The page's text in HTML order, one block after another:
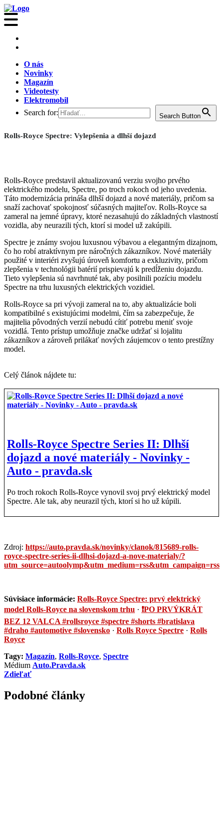
O nás
Novinky
Magazín
Videotesty
Elektromobil
Search for:
Search Button
Rolls-Royce Spectre: Vylepšenia a dlhší dojazd
Rolls-Royce predstavil aktualizovanú verziu svojho prvého
elektrického modelu, Spectre, po troch rokoch od jeho uvedenia.
Táto modernizácia prináša dlhší dojazd a nové materiály, pričom sa
snaží zachovať spokojnosť súčasných majiteľov. Rolls-Royce sa
zameral na jemné úpravy, ktoré nezasahujú do základných vlastností
vozidla, aby neurazili tých, ktorí si model už zakúpili.
Spectre je známy svojou luxusnou výbavou a elegantným dizajnom,
čo ho robí atraktívnym pre náročných zákazníkov. Nové materiály
použité v interiéri zvyšujú úroveň komfortu a exkluzivity, pričom
zlepšenia v technológii batérií prispievajú k predĺženiu dojazdu.
Tieto vylepšenia sú navrhnuté tak, aby posilnili pozíciu modelu
Spectre na trhu luxusných elektrických vozidiel.
Rolls-Royce sa pri vývoji zameral na to, aby aktualizácie boli
kompatibilné s existujúcimi modelmi, čím sa zabezpečuje, že
majitelia pôvodných verzií nebudú cítiť potrebu meniť svoje
vozidlá. Tento prístup umožňuje značke udržať si lojalitu
zákazníkov a zároveň prilákať nových záujemcov o tento prestížny
model.
Celý článok nájdete tu:
Rolls-Royce Spectre Series II: Dlhší
dojazd a nové materiály - Novinky -
Auto - pravda.sk
Po troch rokoch Rolls-Royce vynovil svoj prvý elektrický model
Spectre. Ale tak, aby neurazil tých, ktorí si ho už kúpili.
Zdroj: https://auto.pravda.sk/novinky/clanok/815689-rolls-
royce-spectre-series-ii-dlhsi-dojazd-a-nove-materialy/?
utm_source=autoolymp&utm_medium=rss&utm_campaign=rss
Súvisiace informácie: Rolls-Royce Spectre: prvý elektrický
model Rolls-Royce na slovenskom trhu · ❗️PO PRVÝKRÁT
BEZ 12 VALCA #rollsroyce #spectre #shorts #bratislava
#draho #automotive #slovensko · Rolls Royce Spectre · Rolls
Royce
Tagy: Magazín, Rolls-Royce, Spectre
Médium Auto.Pravda.sk
Zdieľať
Podobné články